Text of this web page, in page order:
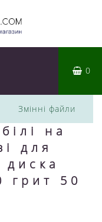
0
Змінні файли
на
для
грит 50